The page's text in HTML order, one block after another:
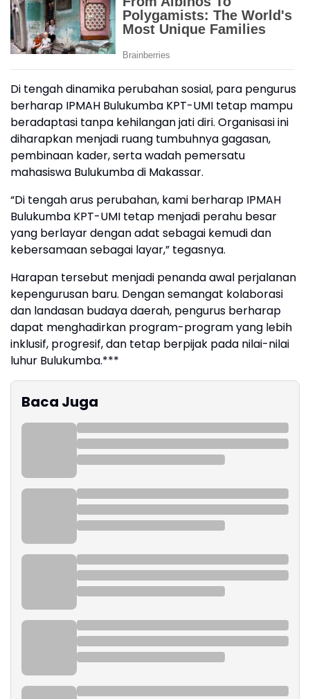
Di tengah dinamika perubahan sosial, para pengurus
berharap IPMAH Bulukumba KPT-UMI tetap mampu
beradaptasi tanpa kehilangan jati diri. Organisasi ini
diharapkan menjadi ruang tumbuhnya gagasan,
pembinaan kader, serta wadah pemersatu
mahasiswa Bulukumba di Makassar.
“Di tengah arus perubahan, kami berharap IPMAH
Bulukumba KPT-UMI tetap menjadi perahu besar
yang berlayar dengan adat sebagai kemudi dan
kebersamaan sebagai layar,” tegasnya.
Harapan tersebut menjadi penanda awal perjalanan
kepengurusan baru. Dengan semangat kolaborasi
dan landasan budaya daerah, pengurus berharap
dapat menghadirkan program-program yang lebih
inklusif, progresif, dan tetap berpijak pada nilai-nilai
luhur Bulukumba.***
Baca Juga